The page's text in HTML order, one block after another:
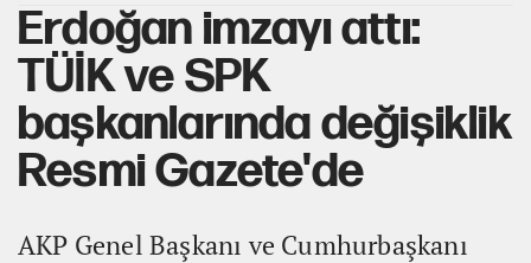
Erdoğan imzayı attı:
TÜİK ve SPK
başkanlarında değişiklik
Resmi Gazete'de
AKP Genel Başkanı ve Cumhurbaşkanı